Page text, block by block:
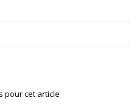
pour cet article